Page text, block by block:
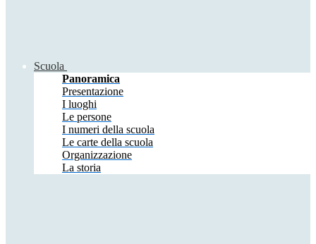
Scuola
Panoramica
Presentazione
I luoghi
Le persone
I numeri della scuola
Le carte della scuola
Organizzazione
La storia